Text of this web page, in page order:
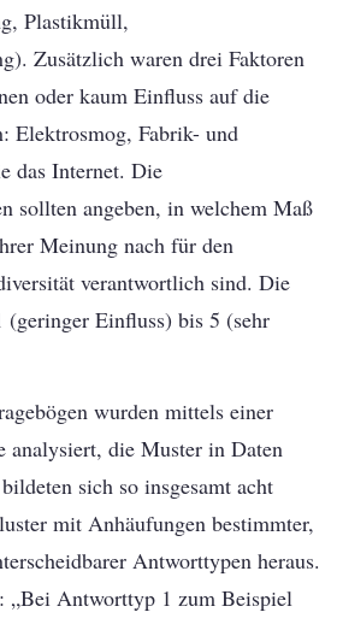
Plastikmüll,
Zusätzlich waren drei Faktoren
oder kaum Einfluss auf die
Elektrosmog, Fabrik- und
das Internet. Die
sollten angeben, in welchem Maß
Meinung nach für den
verantwortlich sind. Die
(geringer Einfluss) bis 5 (sehr
wurden mittels einer
analysiert, die Muster in Daten
sich so insgesamt acht
mit Anhäufungen bestimmter,
Antworttypen heraus.
„Bei Antworttyp 1 zum Beispiel